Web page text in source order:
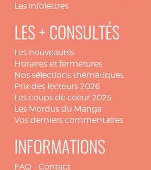
Les infolettres
LES + CONSULTÉS
Les nouveautés
Horaires et fermetures
Nos sélections thématiques
Prix des lecteurs 2026
Les coups de coeur 2025
Les Mordus du Manga
Vos derniers commentaires
INFORMATIONS
FAQ - Contact